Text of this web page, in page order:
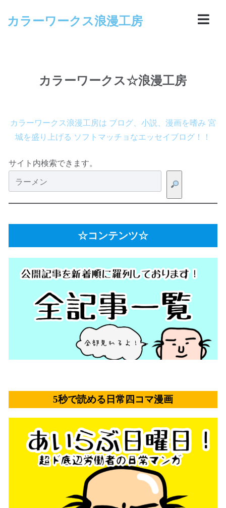
カラーワークス浪漫工房
カラーワークス☆浪漫工房
カラーワークス浪漫工房は ブログ、小説、漫画を嗜み 宮
城を盛り上げる ソフトマッチョなエッセイブログ！！
サイト内検索できます。
☆コンテンツ☆
5秒で読める日常四コマ漫画